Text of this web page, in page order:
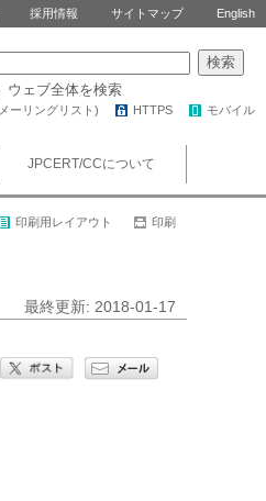
採用情報 サイトマップ English
ウェブ全体を検索
メーリングリスト ) HTTPS モバイル
JPCERT/CCについて
印刷用レイアウト 印刷
最終更新: 2018-01-17